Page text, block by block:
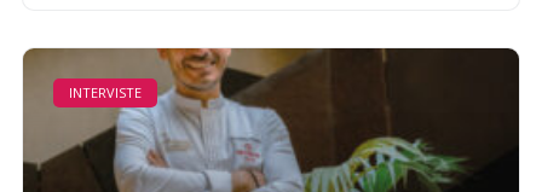
INTERVISTE